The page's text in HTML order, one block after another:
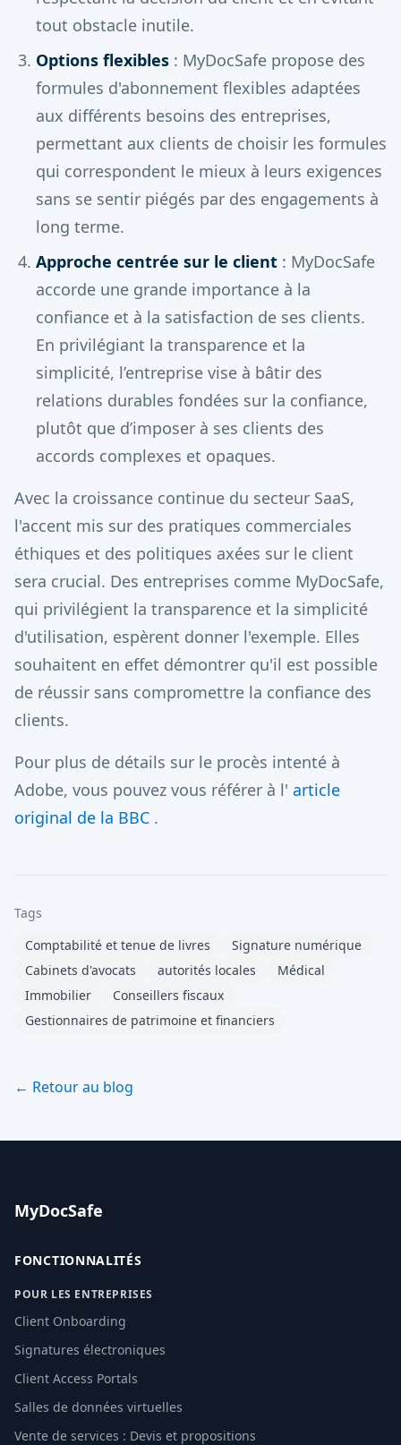
tout obstacle inutile.
Options flexibles : MyDocSafe propose des
formules d'abonnement flexibles adaptées
aux différents besoins des entreprises,
permettant aux clients de choisir les formules
qui correspondent le mieux à leurs exigences
sans se sentir piégés par des engagements à
long terme.
Approche centrée sur le client : MyDocSafe
accorde une grande importance à la
confiance et à la satisfaction de ses clients.
En privilégiant la transparence et la
simplicité, l’entreprise vise à bâtir des
relations durables fondées sur la confiance,
plutôt que d’imposer à ses clients des
accords complexes et opaques.
Avec la croissance continue du secteur SaaS,
l'accent mis sur des pratiques commerciales
éthiques et des politiques axées sur le client
sera crucial. Des entreprises comme MyDocSafe,
qui privilégient la transparence et la simplicité
d'utilisation, espèrent donner l'exemple. Elles
souhaitent en effet démontrer qu'il est possible
de réussir sans compromettre la confiance des
clients.
Pour plus de détails sur le procès intenté à
Adobe, vous pouvez vous référer à l' article
original de la BBC .
Tags
Comptabilité et tenue de livres
Signature numérique
Cabinets d'avocats
autorités locales
Médical
Immobilier
Conseillers fiscaux
Gestionnaires de patrimoine et financiers
← Retour au blog
MyDocSafe
FONCTIONNALITÉS
POUR LES ENTREPRISES
Client Onboarding
Signatures électroniques
Client Access Portals
Salles de données virtuelles
Vente de services : Devis et propositions